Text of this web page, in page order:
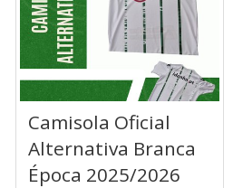
Camisola Oficial
Alternativa Branca
Época 2025/2026